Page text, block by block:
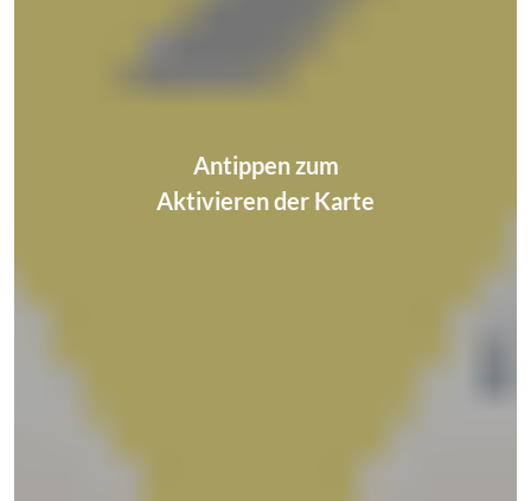
Antippen zum
Aktivieren der Karte